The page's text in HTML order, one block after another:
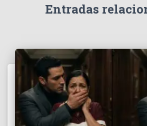
Entradas